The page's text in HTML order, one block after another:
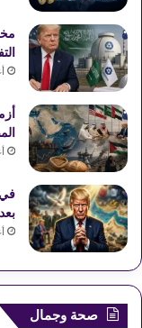
في
صحة وجمال